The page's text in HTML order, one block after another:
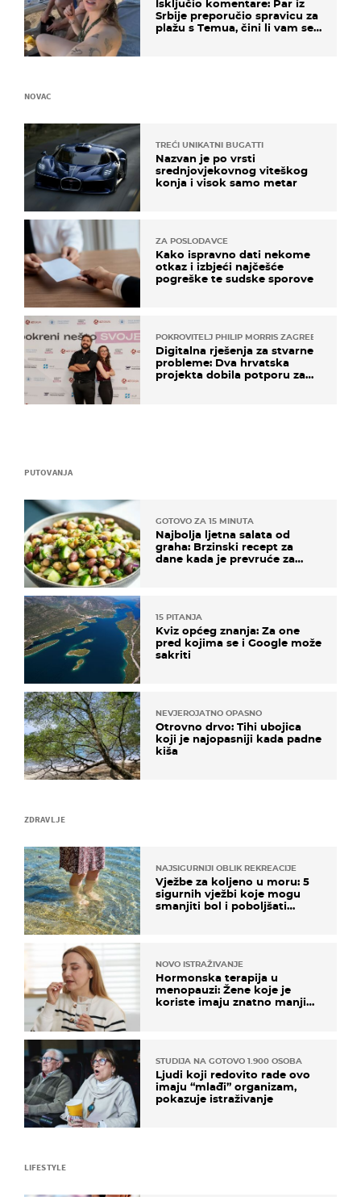
ZDRAVLJE
NAJSIGURNIJI OBLIK REKREACIJE
Vježbe za koljeno u moru: 5
sigurnih vježbi koje mogu
smanjiti bol i poboljšati
NOVO ISTRAŽIVANJE
Hormonska terapija u
menopauzi: Žene koje je
koriste imaju znatno manji
STUDIJA NA GOTOVO 1.900 OSOBA
Ljudi koji redovito rade ovo
imaju “mlađi” organizam,
pokazuje istraživanje
Isključio komentare: Par iz
Srbije preporučio spravicu za
plažu s Temua, čini li vam se
PUTOVANJA
GOTOVO ZA 15 MINUTA
Najbolja ljetna salata od
graha: Brzinski recept za
dane kada je prevruće za
15 PITANJA
Kviz općeg znanja: Za one
pred kojima se i Google može
sakriti
NEVJEROJATNO OPASNO
Otrovno drvo: Tihi ubojica
koji je najopasniji kada padne
kiša
NOVAC
TREĆI UNIKATNI BUGATTI
Nazvan je po vrsti
srednjovjekovnog viteškog
konja i visok samo metar
ZA POSLODAVCE
Kako ispravno dati nekome
otkaz i izbjeći najčešće
pogreške te sudske sporove
POKROVITELJ PHILIP MORRIS ZAGREB
Digitalna rješenja za stvarne
probleme: Dva hrvatska
projekta dobila potporu za
LIFESTYLE